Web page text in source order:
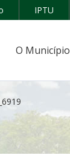
IPTU
O Município